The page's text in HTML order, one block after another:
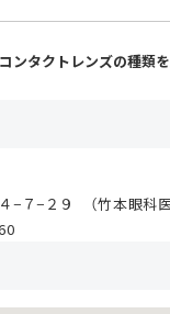
コンタクトレンズの種類
−７−２９ （竹本眼科医